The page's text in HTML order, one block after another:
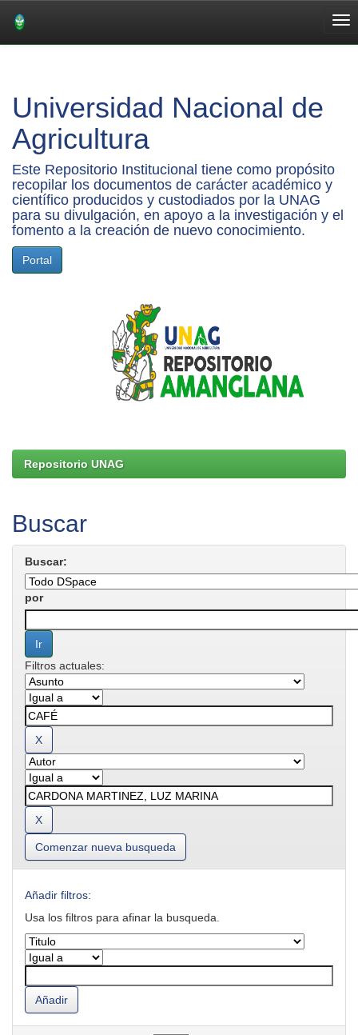
Universidad Nacional de
Agricultura
Este Repositorio Institucional tiene como propósito
recopilar los documentos de carácter académico y
científico producidos y custodiados por la UNAG
para su divulgación, en apoyo a la investigación y el
fomento a la creación de nuevo conocimiento.
Portal
Repositorio UNAG
Buscar
Buscar:
por
Filtros actuales:
Comenzar nueva busqueda
Añadir filtros:
Usa los filtros para afinar la busqueda.